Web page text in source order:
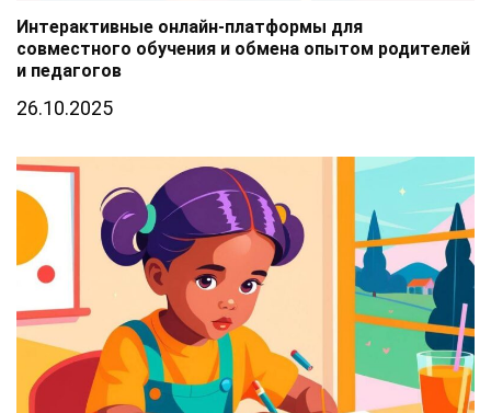
Интерактивные онлайн-платформы для
совместного обучения и обмена опытом родителей
и педагогов
26.10.2025